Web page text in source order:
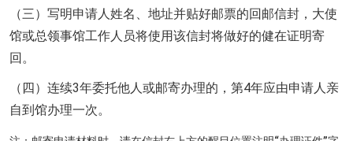
（三）写明申请人姓名、地址并贴好邮票的回邮信封，大使
馆或总领事馆工作人员将使用该信封将做好的健在证明寄
回。
（四）连续3年委托他人或邮寄办理的，第4年应由申请人亲
自到馆办理一次。